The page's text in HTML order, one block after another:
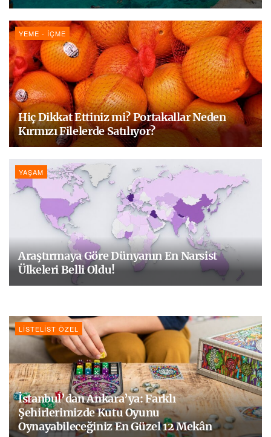
YEME - İÇME
Hiç Dikkat Ettiniz mi? Portakallar Neden
Kırmızı Filelerde Satılıyor?
YAŞAM
Araştırmaya Göre Dünyanın En Narsist
Ülkeleri Belli Oldu!
LISTELIST ÖZEL
İstanbul’dan Ankara’ya: Farklı
Şehirlerimizde Kutu Oyunu
Oynayabileceğiniz En Güzel 12 Mekân